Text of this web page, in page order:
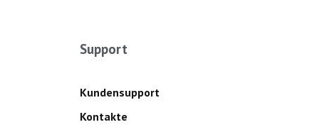
Support
Kundensupport
Kontakte